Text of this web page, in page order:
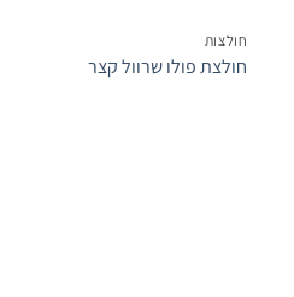
חולצות
חולצת פולו שרוול קצר